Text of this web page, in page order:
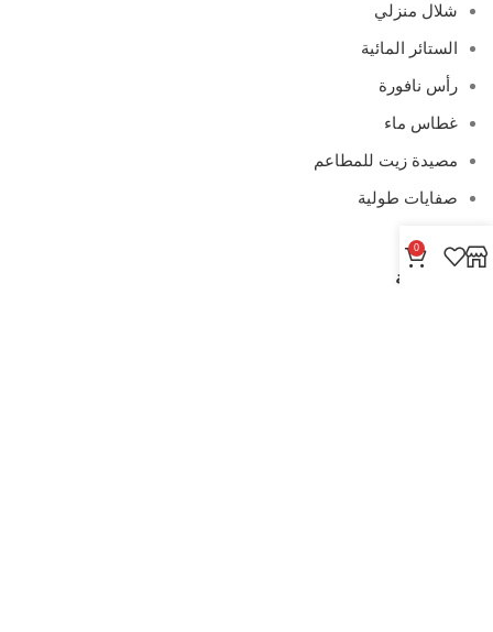
شلال منزلي
الستائر المائية
رأس نافورة
غطاس ماء
مصيدة زيت للمطاعم
صفايات طولية
روابط هامة
0